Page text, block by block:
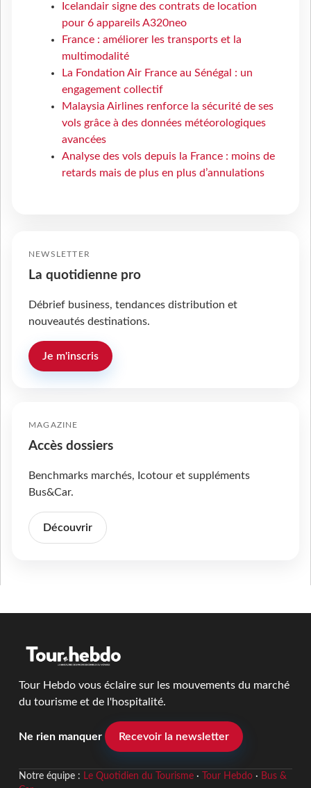
Icelandair signe des contrats de location
pour 6 appareils A320neo
France : améliorer les transports et la
multimodalité
La Fondation Air France au Sénégal : un
engagement collectif
Malaysia Airlines renforce la sécurité de ses
vols grâce à des données météorologiques
avancées
Analyse des vols depuis la France : moins de
retards mais de plus en plus d’annulations
NEWSLETTER
La quotidienne pro
Débrief business, tendances distribution et
nouveautés destinations.
Je m'inscris
MAGAZINE
Accès dossiers
Benchmarks marchés, Icotour et suppléments
Bus&Car.
Découvrir
Tour Hebdo vous éclaire sur les mouvements du marché
du tourisme et de l'hospitalité.
Ne rien manquer Recevoir la newsletter
Notre équipe : Le Quotidien du Tourisme· Tour Hebdo· Bus &